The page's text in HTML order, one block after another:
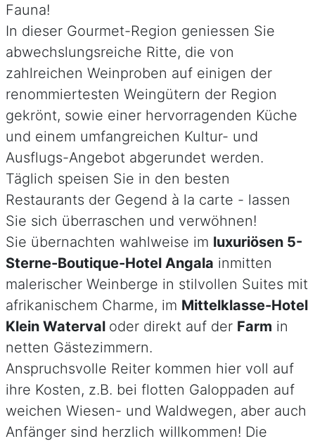
Fauna!
In dieser Gourmet-Region geniessen Sie
abwechslungsreiche Ritte, die von
zahlreichen Weinproben auf einigen der
renommiertesten Weingütern der Region
gekrönt, sowie einer hervorragenden Küche
und einem umfangreichen Kultur- und
Ausflugs-Angebot abgerundet werden.
Täglich speisen Sie in den besten
Restaurants der Gegend à la carte - lassen
Sie sich überraschen und verwöhnen!
Sie übernachten wahlweise im luxuriösen 5-
Sterne-Boutique-Hotel Angala inmitten
malerischer Weinberge in stilvollen Suites mit
afrikanischem Charme, im Mittelklasse-Hotel
Klein Waterval oder direkt auf der Farm in
netten Gästezimmern.
Anspruchsvolle Reiter kommen hier voll auf
ihre Kosten, z.B. bei flotten Galoppaden auf
weichen Wiesen- und Waldwegen, aber auch
Anfänger sind herzlich willkommen! Die